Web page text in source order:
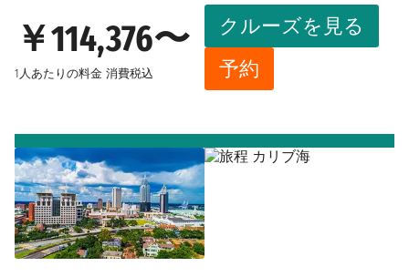
￥114,376〜
1人あたりの料金 消費税込
クルーズを見る
予約